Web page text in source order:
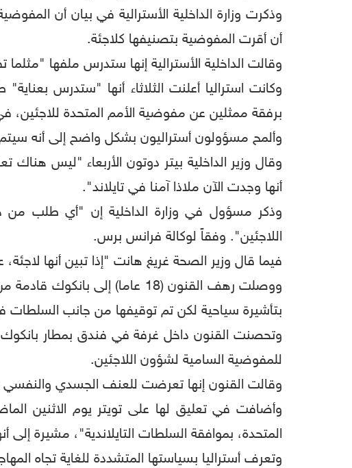
وذكرت وزارة الداخلية الأسترالية في بيان أن
أن أقرت المفوضية بتصنيفها كلاجئة.
وقالت الداخلية الأسترالية إنها ستدرس ملفها
وكانت استراليا أعلنت الثلاثاء أنها "ستدرس
برفقة ممثلين عن مفوضية الأمم المتحدة للاجئين،
وألمح مسؤولون أستراليون بشكل واضح إلى أنه
وقال وزير الداخلية بيتر دوتون الأربعاء "ليس
أنها وجدت الآن ملاذا آمنا في تايلاند".
وذكر مسؤول في وزارة الداخلية إن "أي طلب من
اللاجئين". وفقاً لوكالة فرانس برس.
فيما قال وزير الصحة غريغ هانت "إذا تبين أنها
ووصلت رهف القنون (18 عاما)
بتأشيرة سياحية لكن تم توقيفها من جانب السلطات
وتحصنت القنون داخل غرفة في فندق بمطار بانكوك
للمفوضية السامية لشؤون اللاجئين.
وقالت القنون إنها تعرضت للعنف الجسدي والنفسي
وأضافت في تعليق لها على تويتر يوم الاثنين
المتحدة، بموافقة السلطات التايلاندية"، مشيرة
وتعرف أستراليا بسياستها المتشددة للغاية تجاه